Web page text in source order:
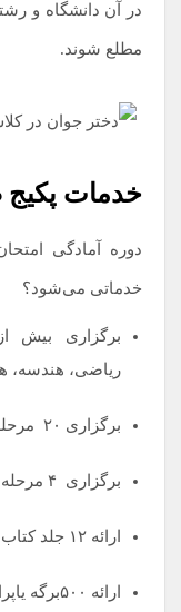
در آن دانشگاه و
مطلع شوند.
خدمات
دوره آمادگی
خدماتی می‌شود؟
ریاضی، هندسه،
برگزاری ۲۰ مرحله آزمون آزمایشی شبیه‌ساز یوس ۲۰۲۴
برگزاری ۴ مرحله آزمون جامع TR_YOS
ارائه ۱۲ جلد کتاب یوس ۲۰۲۴
ارائه ۵۰۰برگه یاپراک تست (کوئیز کلاسی)